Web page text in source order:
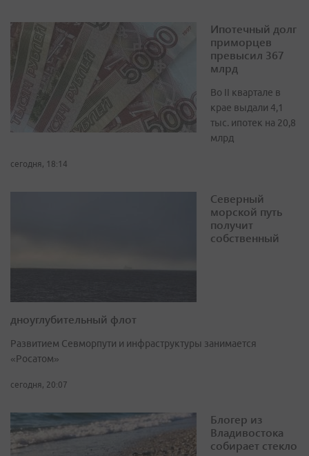
Ипотечный долг
приморцев
превысил 367
млрд
Во II квартале в
крае выдали 4,1
тыс. ипотек на 20,8
млрд
сегодня, 18:14
Северный
морской путь
получит
собственный
дноуглубительный флот
Развитием Севморпути и инфраструктуры занимается
«Росатом»
сегодня, 20:07
Блогер из
Владивостока
собирает стекло